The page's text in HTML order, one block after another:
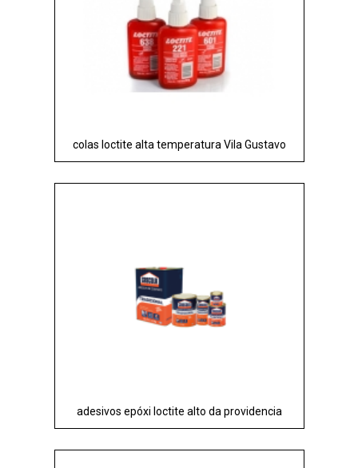
colas loctite alta temperatura Vila Gustavo
adesivos epóxi loctite alto da providencia